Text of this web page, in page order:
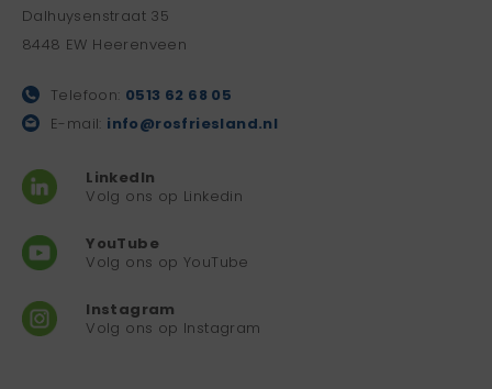
Dalhuysenstraat 35
8448 EW Heerenveen
Telefoon: 0513 62 68 05
E-mail: info@rosfriesland.nl
LinkedIn
Volg ons op Linkedin
YouTube
Volg ons op YouTube
Instagram
Volg ons op Instagram